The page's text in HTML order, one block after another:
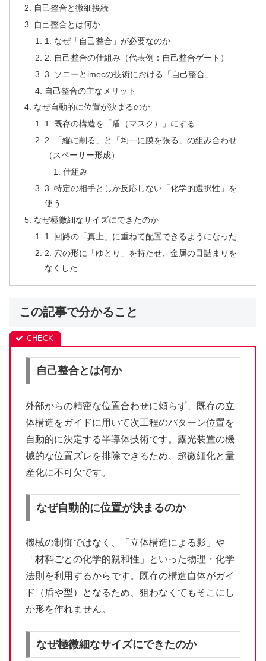
自己整合と微細接続
自己整合とは何か
1. なぜ「自己整合」が必要なのか
2. 自己整合の仕組み（代表例：自己整合ゲート）
3. ソニーとimecの技術における「自己整合」
自己整合の主なメリット
なぜ自動的に位置が決まるのか
1. 既存の構造を「盾（マスク）」にする
2. 「縦に削る」と「均一に膜を張る」の組み合わせ
（スペーサー形成）
仕組み
3. 特定の相手としか反応しない「化学的選択性」を
使う
なぜ極微細なサイズにできたのか
1. 回路の「真上」に重ねて配置できるようになった
2. 穴の形に「ゆとり」を持たせ、金属の目詰まりを
なくした
この記事で分かること
自己整合とは何か
外部からの精密な位置合わせに頼らず、既存の立
体構造をガイドに用いて次工程のパターン位置を
自動的に決定する半導体技術です。露光装置の機
械的な位置ズレを排除できるため、超微細化と量
産化に不可欠です。
なぜ自動的に位置が決まるのか
機械の制御ではなく、「立体構造による影」や
「材料ごとの化学的親和性」といった物理・化学
法則を利用するからです。既存の構造自体がガイ
ド（盾や型）となるため、狙わなくてもそこにし
か形を作れません。
なぜ極微細なサイズにできたのか